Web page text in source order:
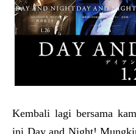
Kembali lagi bersama
ini Day and Night!